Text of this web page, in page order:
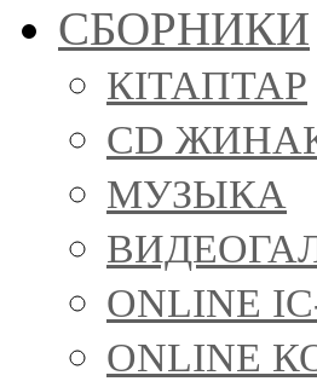
СБОРНИКИ
КІТАПТАР
CD
МУЗЫКА
ONLINE
ONLINE